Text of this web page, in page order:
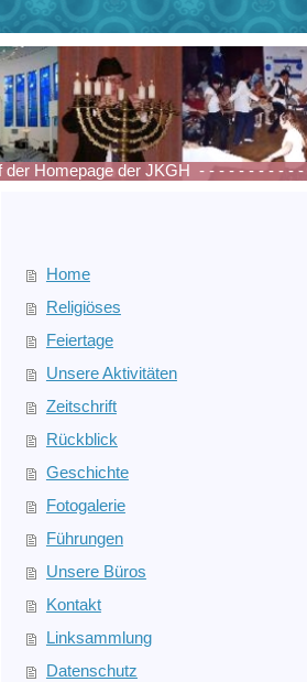
der Homepage der JKGH - - - - - - - - -
Home
Religiöses
Feiertage
Unsere Aktivitäten
Zeitschrift
Rückblick
Geschichte
Fotogalerie
Führungen
Unsere Büros
Kontakt
Linksammlung
Datenschutz